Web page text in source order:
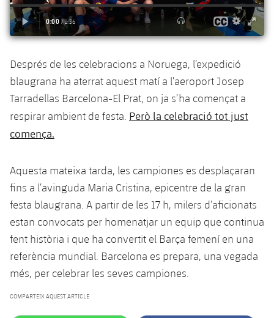
Ciutat Esportiva
La Masia
Serveis
Accessibilitat
plusicon
més
Instal·lacions
Després de les celebracions a Noruega, l’expedició
blaugrana ha aterrat aquest matí a l’aeroport Josep
Tarradellas Barcelona-El Prat, on ja s’ha començat a
respirar ambient de festa. Però la celebració tot just
comença.
Aquesta mateixa tarda, les campiones es desplaçaran
fins a l’avinguda Maria Cristina, epicentre de la gran
festa blaugrana. A partir de les 17 h, milers d’aficionats
estan convocats per homenatjar un equip que continua
fent història i que ha convertit el Barça femení en una
referència mundial. Barcelona es prepara, una vegada
més, per celebrar les seves campiones.
COMPARTEIX AQUEST ARTICLE